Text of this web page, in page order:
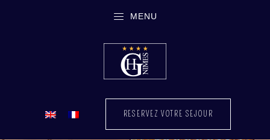
MENU
RESERVEZ VOTRE SEJOUR